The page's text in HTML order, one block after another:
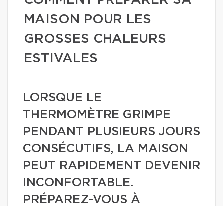
MAISON POUR LES
GROSSES CHALEURS
ESTIVALES
LORSQUE LE
THERMOMÈTRE GRIMPE
PENDANT PLUSIEURS JOURS
CONSÉCUTIFS, LA MAISON
PEUT RAPIDEMENT DEVENIR
INCONFORTABLE.
PRÉPAREZ-VOUS À